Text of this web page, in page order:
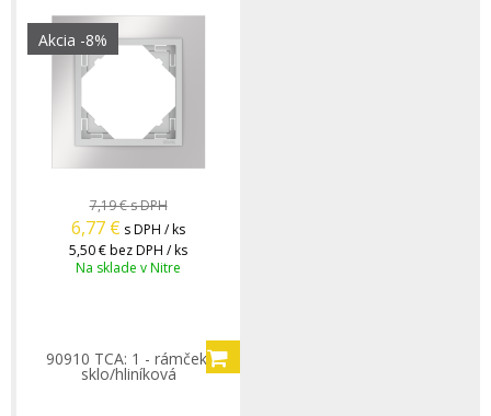
Akcia -8%
7,19 €s DPH
6,77 € s DPH / ks
5,50 €bez DPH / ks
Na sklade v Nitre
90910 TCA: 1 - rámček,
sklo/hliníková